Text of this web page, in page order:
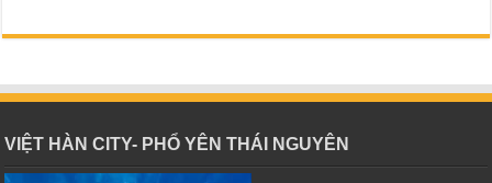
VIỆT HÀN CITY- PHỔ YÊN THÁI NGUYÊN